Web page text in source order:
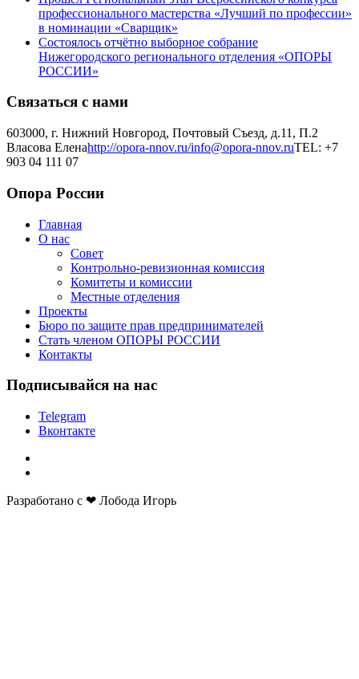
профессионального мастерства «Лучший по профессии»
в номинации «Сварщик»
Состоялось отчётно выборное собрание
Нижегородского регионального отделения «ОПОРЫ
РОССИИ»
Связаться с нами
603000, г. Нижний Новгород, Почтовый Съезд, д.11, П.2
Власова Еленаhttp://opora-nnov.ru/info@opora-nnov.ruTEL: +7
903 04 111 07
Опора России
Главная
О нас
Совет
Контрольно-ревизионная комиссия
Комитеты и комиссии
Местные отделения
Проекты
Бюро по защите прав предпринимателей
Стать членом ОПОРЫ РОССИИ
Контакты
Подписывайся на нас
Telegram
Вконтакте
Разработано с ❤ Лобода Игорь